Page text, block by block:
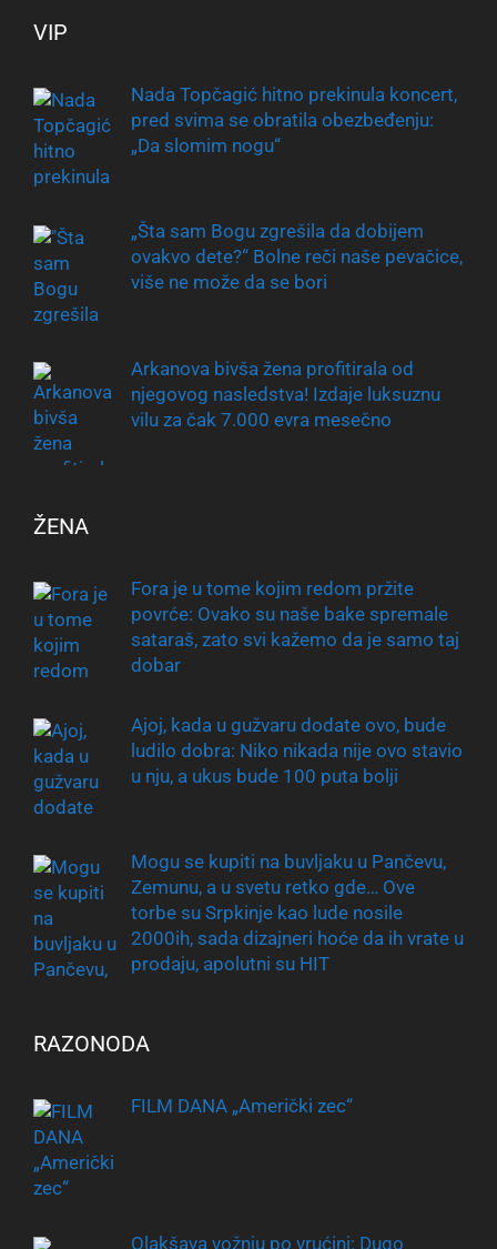
VIP
Nada Topčagić hitno prekinula koncert,
pred svima se obratila obezbeđenju:
„Da slomim nogu“
„Šta sam Bogu zgrešila da dobijem
ovakvo dete?“ Bolne reči naše pevačice,
više ne može da se bori
Arkanova bivša žena profitirala od
njegovog nasledstva! Izdaje luksuznu
vilu za čak 7.000 evra mesečno
ŽENA
Fora je u tome kojim redom pržite
povrće: Ovako su naše bake spremale
sataraš, zato svi kažemo da je samo taj
dobar
Ajoj, kada u gužvaru dodate ovo, bude
ludilo dobra: Niko nikada nije ovo stavio
u nju, a ukus bude 100 puta bolji
Mogu se kupiti na buvljaku u Pančevu,
Zemunu, a u svetu retko gde… Ove
torbe su Srpkinje kao lude nosile
2000ih, sada dizajneri hoće da ih vrate u
prodaju, apolutni su HIT
RAZONODA
FILM DANA „Američki zec“
Olakšava vožnju po vrućini: Dugo